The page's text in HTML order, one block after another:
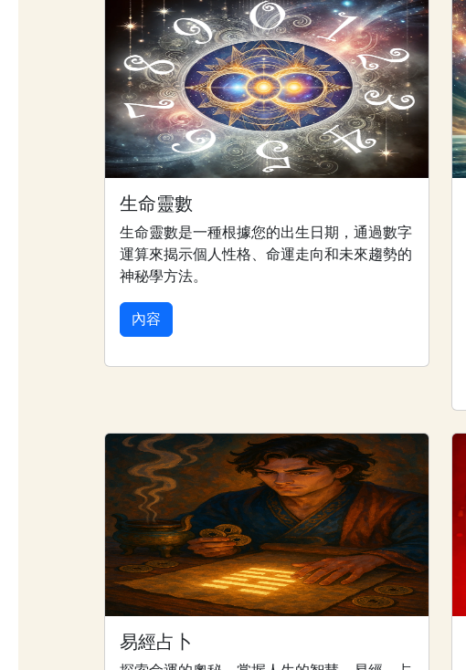
生命靈數
生命靈數是一種根據您的出生日期，通過數字
運算來揭示個人性格、命運走向和未來趨勢的
神秘學方法。
內容
易經占卜